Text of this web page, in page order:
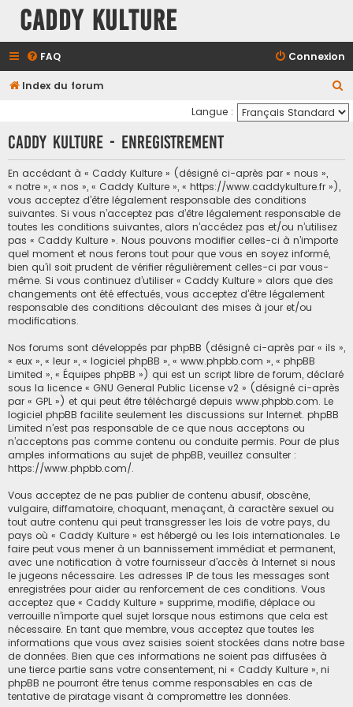
Caddy Kulture
FAQ Connexion
Index du forum
e
c
Langue :
Caddy Kulture - Enregistrement
En accédant à « Caddy Kulture » (désigné ci-après par « nous »,
« notre », « nos », « Caddy Kulture », « https://www.caddykulture.fr »),
vous acceptez d’être légalement responsable des conditions
suivantes. Si vous n’acceptez pas d’être légalement responsable de
toutes les conditions suivantes, alors n’accédez pas et/ou n’utilisez
pas « Caddy Kulture ». Nous pouvons modifier celles-ci à n’importe
quel moment et nous ferons tout pour que vous en soyez informé,
bien qu’il soit prudent de vérifier régulièrement celles-ci par vous-
même. Si vous continuez d’utiliser « Caddy Kulture » alors que des
changements ont été effectués, vous acceptez d’être légalement
responsable des conditions découlant des mises à jour et/ou
modifications.
Nos forums sont développés par phpBB (désigné ci-après par « ils »,
« eux », « leur », « logiciel phpBB », « www.phpbb.com », « phpBB
Limited », « Équipes phpBB ») qui est un script libre de forum, déclaré
sous la licence « GNU General Public License v2 » (désigné ci-après
par « GPL ») et qui peut être téléchargé depuis www.phpbb.com. Le
logiciel phpBB facilite seulement les discussions sur Internet. phpBB
Limited n’est pas responsable de ce que nous acceptons ou
n’acceptons pas comme contenu ou conduite permis. Pour de plus
amples informations au sujet de phpBB, veuillez consulter :
https://www.phpbb.com/.
Vous acceptez de ne pas publier de contenu abusif, obscène,
vulgaire, diffamatoire, choquant, menaçant, à caractère sexuel ou
tout autre contenu qui peut transgresser les lois de votre pays, du
pays où « Caddy Kulture » est hébergé ou les lois internationales. Le
faire peut vous mener à un bannissement immédiat et permanent,
avec une notification à votre fournisseur d’accès à Internet si nous
le jugeons nécessaire. Les adresses IP de tous les messages sont
enregistrées pour aider au renforcement de ces conditions. Vous
acceptez que « Caddy Kulture » supprime, modifie, déplace ou
verrouille n’importe quel sujet lorsque nous estimons que cela est
nécessaire. En tant que membre, vous acceptez que toutes les
informations que vous avez saisies soient stockées dans notre base
de données. Bien que ces informations ne soient pas diffusées à
une tierce partie sans votre consentement, ni « Caddy Kulture », ni
phpBB ne pourront être tenus comme responsables en cas de
tentative de piratage visant à compromettre les données.